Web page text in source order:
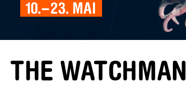
THE WATCHMAN